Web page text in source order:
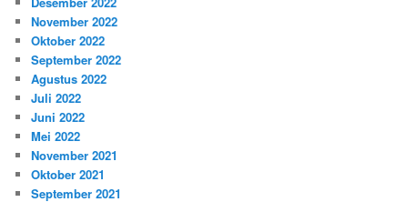
November 2022
Oktober 2022
September 2022
Agustus 2022
Juli 2022
Juni 2022
Mei 2022
November 2021
Oktober 2021
September 2021